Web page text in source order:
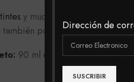
Dirección de
y muchas mas las podrás
puedes realizar tu
90 ml e 3.04 fl oz.